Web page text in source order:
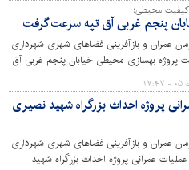
کیفیت محیطی؛
پنجم غربی آق تپه سرعت گرفت
عمران و بازآفرینی فضاهای شهری شهرداری
پروژه بهسازی محیطی خیابان پنجم غربی آق
تپه واقع در منطقه ۳، که در قالب پروژه‌های اقدام مشترک با
تخصیصی اداره کل راه و شهرسازی استان
البرز و همکاری شهرداری کرج از ماه‌های پایانی سال ۱۴۰۴ آغاز
پروژه احداث بزرگراه شهید نصیری
عمران و بازآفرینی فضاهای شهری شهرداری
عمرانی پروژه احداث بزرگراه شهید